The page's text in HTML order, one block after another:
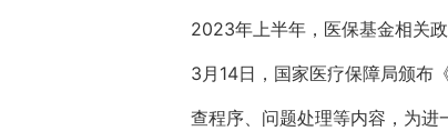
2023年上半年，医保基金相关
3月14日，国家医疗保障局颁布
查程序、问题处理等内容，为进